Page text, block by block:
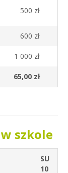
500 zł
600 zł
1 000 zł
65,00 zł
szkole
SU
10